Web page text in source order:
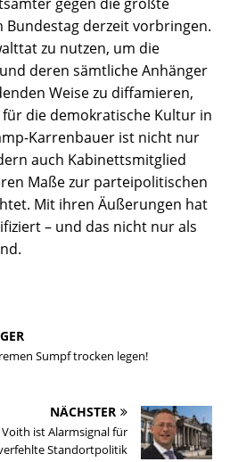
derzeit vorbringen.
zu nutzen, um die
deren sämtliche Anhänger
Weise zu diffamieren,
die demokratische Kultur in
Karrenbauer ist nicht nur
auch Kabinettsmitglied
Maße zur parteipolitischen
Mit ihren Äußerungen hat
– und das nicht nur als
Sumpf trocken legen!
NÄCHSTER
ist Alarmsignal für
Standortpolitik